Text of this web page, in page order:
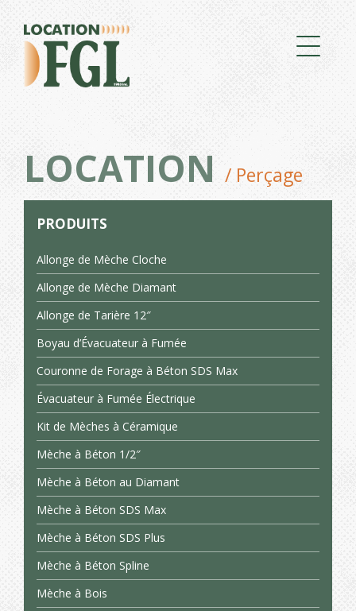
LOCATION / Perçage
PRODUITS
Allonge de Mèche Cloche
Allonge de Mèche Diamant
Allonge de Tarière 12″
Boyau d’Évacuateur à Fumée
Couronne de Forage à Béton SDS Max
Évacuateur à Fumée Électrique
Kit de Mèches à Céramique
Mèche à Béton 1/2″
Mèche à Béton au Diamant
Mèche à Béton SDS Max
Mèche à Béton SDS Plus
Mèche à Béton Spline
Mèche à Bois